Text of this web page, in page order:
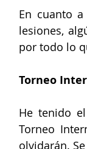
En cuanto
lesiones,
por todo lo
Torneo
He tenido
Torneo
olvidarán.